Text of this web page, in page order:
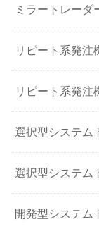
ミラートレーダ
リピート系発注
リピート系発注
選択型システム
選択型システム
開発型システム